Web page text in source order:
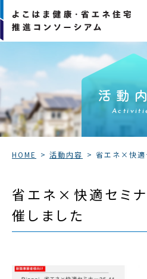
活動
HOME 活動内容 省エネ×快適
省エネ×快適セミ
催しました